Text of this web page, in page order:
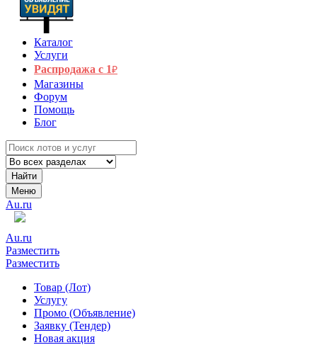
Каталог
Услуги
Распродажа с 1₽
Магазины
Форум
Помощь
Блог
Найти
Меню
Au.ru
Au.ru
Разместить
Разместить
Товар (Лот)
Услугу
Промо (Объявление)
Заявку (Тендер)
Новая акция